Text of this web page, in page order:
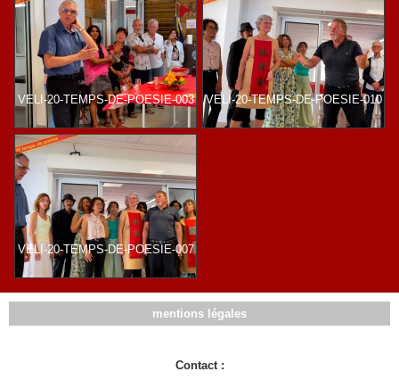
VELI-20-TEMPS-DE-POESIE-003 VELI-20-TEMPS-DE-POESIE-010
VELI-20-TEMPS-DE-POESIE-007
mentions légales
Contact :